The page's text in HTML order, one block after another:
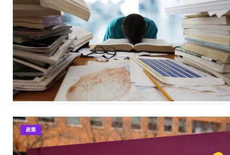
産業